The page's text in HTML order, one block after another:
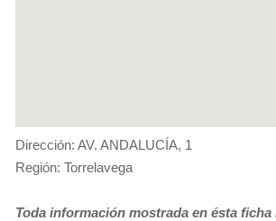
Dirección: AV. ANDALUCÍA, 1
Región: Torrelavega
Toda información mostrada en ésta ficha